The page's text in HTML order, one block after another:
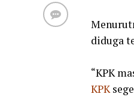
diduga
“KPK
KPK